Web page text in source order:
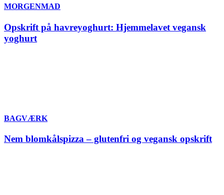
MORGENMAD
Opskrift på havreyoghurt: Hjemmelavet vegansk
yoghurt
BAGVÆRK
Nem blomkålspizza – glutenfri og vegansk opskrift